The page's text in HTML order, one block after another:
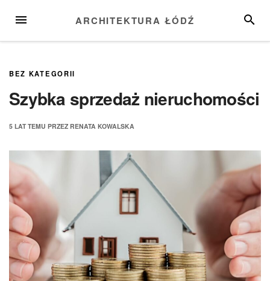
MENU ARCHITEKTURA ŁÓDŹ
BEZ KATEGORII
Szybka sprzedaż nieruchomości
5 LATTEMU PRZEZ RENATA KOWALSKA